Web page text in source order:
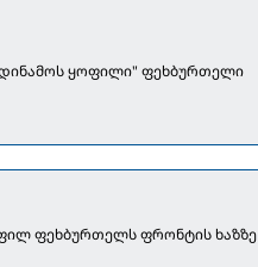
ყოფილი" ფეხბურთელი
ფეხბურთელს ფრონტის ხაზზე